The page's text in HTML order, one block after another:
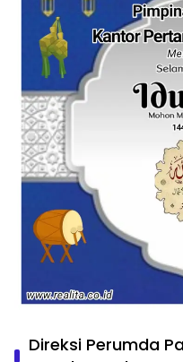
Direksi Perumda